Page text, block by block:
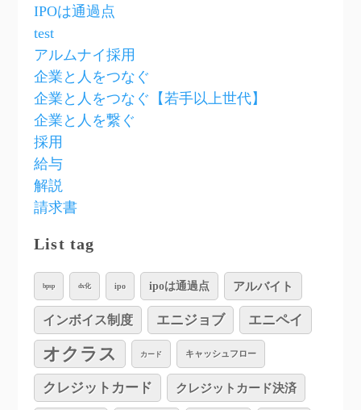
IPOは通過点
test
アルムナイ採用
企業と人をつなぐ
企業と人をつなぐ【若手以上世代】
企業と人を繋ぐ
採用
給与
解説
請求書
List tag
bpsp dx化 ipo ipoは通過点 アルバイト
インボイス制度 エニジョブ エニペイ
オクラス カード キャッシュフロー
クレジットカード クレジットカード決済